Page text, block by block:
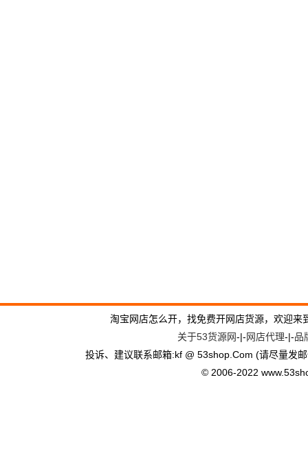
淘宝网店怎么开，找免费开网店货源，欢迎
关于53货源网-|-网店代理-|-品
投诉、建议联系邮箱:kf @ 53shop.Com (请尽量发
© 2006-2022